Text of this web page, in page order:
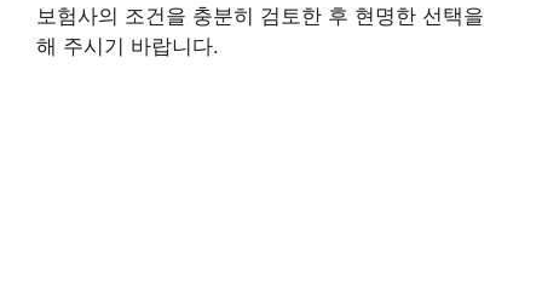
보험사의 조건을 충분히 검토한 후 현명한 선택을
해 주시기 바랍니다.